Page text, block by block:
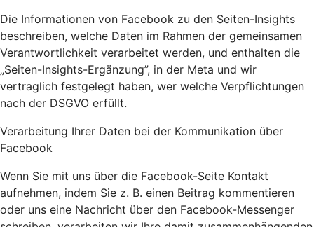
Die Informationen von Facebook zu den Seiten-Insights
beschreiben, welche Daten im Rahmen der gemeinsamen
Verantwortlichkeit verarbeitet werden, und enthalten die
„Seiten-Insights-Ergänzung”, in der Meta und wir
vertraglich festgelegt haben, wer welche Verpflichtungen
nach der DSGVO erfüllt.
Verarbeitung Ihrer Daten bei der Kommunikation über
Facebook
Wenn Sie mit uns über die Facebook-Seite Kontakt
aufnehmen, indem Sie z. B. einen Beitrag kommentieren
oder uns eine Nachricht über den Facebook-Messenger